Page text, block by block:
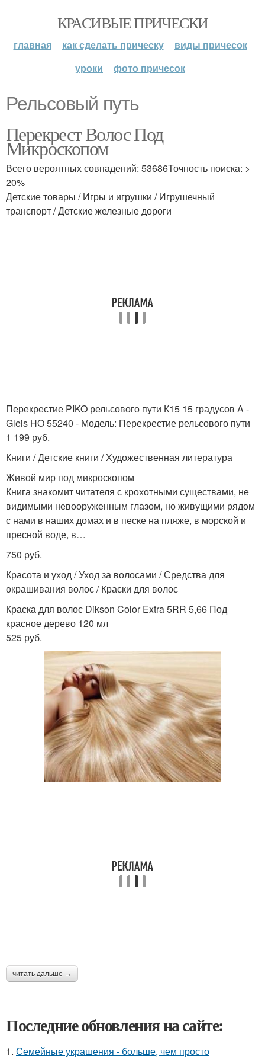
КРАСИВЫЕ ПРИЧЕСКИ
главная как сделать прическу
виды причесок
уроки
фото причесок
Рельсовый путь
Перекрест Волос Под
Микроскопом
Всего вероятных совпадений: 53686Точность поиска: >
20%
Детские товары / Игры и игрушки / Игрушечный
транспорт / Детские железные дороги
Перекрестие PIKO рельсового пути К15 15 градусов A -
Gleis HO 55240 - Модель: Перекрестие рельсового пути
1 199 руб.
Книги / Детские книги / Художественная литература
Живой мир под микроскопом
Книга знакомит читателя с крохотными существами, не
видимыми невооруженным глазом, но живущими рядом
с нами в наших домах и в песке на пляже, в морской и
пресной воде, в…
750 руб.
Красота и уход / Уход за волосами / Средства для
окрашивания волос / Краски для волос
Краска для волос Dikson Color Extra 5RR 5,66 Под
красное дерево 120 мл
525 руб.
читать дальше →
Последние обновления на сайте:
1. Семейные украшения - больше, чем просто